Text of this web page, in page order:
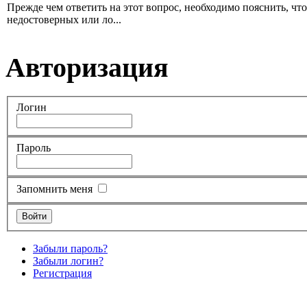
Прежде чем ответить на этот вопрос, необходимо пояснить,
недостоверных или ло...
Авторизация
Логин
Пароль
Запомнить меня
Забыли пароль?
Забыли логин?
Регистрация